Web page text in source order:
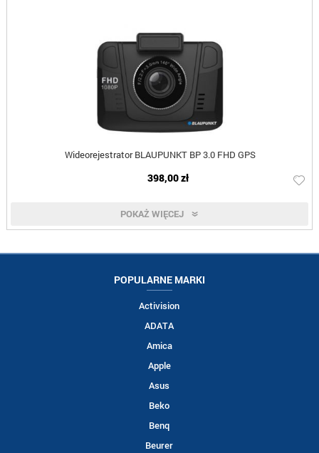
Wideorejestrator BLAUPUNKT BP 3.0 FHD GPS
398,00 zł
POKAŻ WIĘCEJ
POPULARNE MARKI
Activision
ADATA
Amica
Apple
Asus
Beko
Benq
Beurer